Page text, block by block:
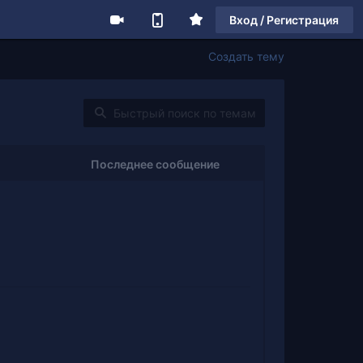
Вход / Регистрация
Создать тему
Последнее сообщение